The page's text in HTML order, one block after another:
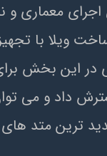
آرين سازه در سال 1386 تيم تخصصي خود
در اين بخش
گسترش داد و
ترين متد هاي